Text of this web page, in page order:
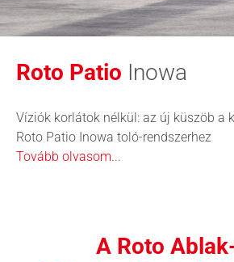
Roto Patio Inowa
Víziók korlátok nélkül: az új küszöb a
Roto Patio Inowa toló-rendszerhez
Tovább olvasom...
A Roto